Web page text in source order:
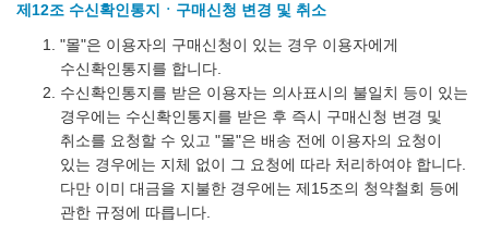
제12조 수신확인통지ㆍ구매신청 변경 및 취소
"몰"은 이용자의 구매신청이 있는 경우 이용자에게
수신확인통지를 합니다.
수신확인통지를 받은 이용자는 의사표시의 불일치 등이 있는
경우에는 수신확인통지를 받은 후 즉시 구매신청 변경 및
취소를 요청할 수 있고 "몰"은 배송 전에 이용자의 요청이
있는 경우에는 지체 없이 그 요청에 따라 처리하여야 합니다.
다만 이미 대금을 지불한 경우에는 제15조의 청약철회 등에
관한 규정에 따릅니다.